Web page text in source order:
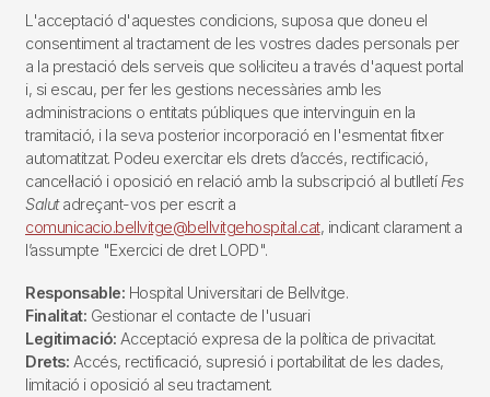
L'acceptació d'aquestes condicions, suposa que doneu el
consentiment al tractament de les vostres dades personals per
a la prestació dels serveis que sol·liciteu a través d'aquest portal
i, si escau, per fer les gestions necessàries amb les
administracions o entitats públiques que intervinguin en la
tramitació, i la seva posterior incorporació en l'esmentat fitxer
automatitzat. Podeu exercitar els drets d’accés, rectificació,
cancel·lació i oposició en relació amb la subscripció al butlletí Fes
Salutadreçant-vos per escrit a
comunicacio.bellvitge@bellvitgehospital.cat, indicant clarament a
l’assumpte "Exercici de dret LOPD".
Responsable: Hospital Universitari de Bellvitge.
Finalitat: Gestionar el contacte de l'usuari
Legitimació: Acceptació expresa de la política de privacitat.
Drets: Accés, rectificació, supresió i portabilitat de les dades,
limitació i oposició al seu tractament.